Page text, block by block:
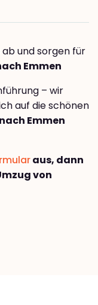
und sorgen für
Emmen
– wir
auf die schönen
Emmen
aus, dann
von